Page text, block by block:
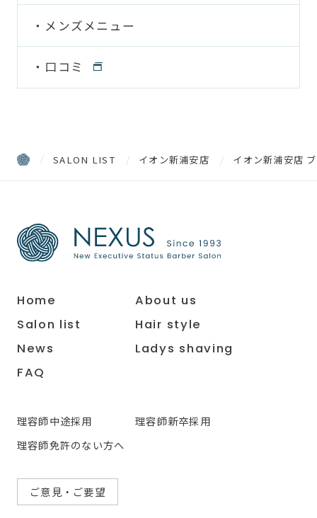
メンズメニュー
口コミ
SALON LIST イオン新浦安店 イオン新浦安店
Home
About us
Salon list
Hair style
News
Ladys shaving
FAQ
理容師中途採用
理容師新卒採用
理容師免許のない方へ
ご意見・ご要望